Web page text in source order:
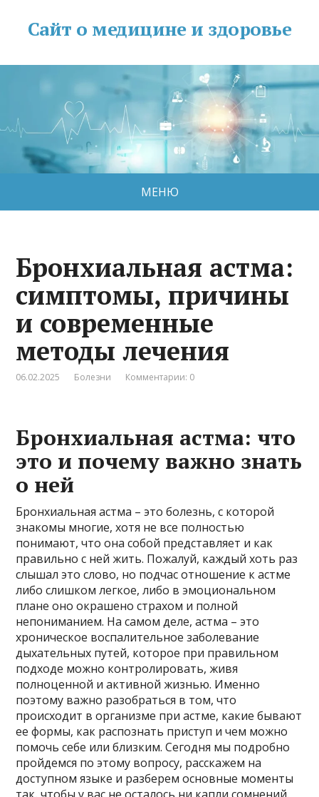
Сайт о медицине и здоровье
МЕНЮ
Бронхиальная астма:
симптомы, причины
и современные
методы лечения
06.02.2025 Болезни Комментарии: 0
Бронхиальная астма: что
это и почему важно знать
о ней
Бронхиальная астма – это болезнь, с которой
знакомы многие, хотя не все полностью
понимают, что она собой представляет и как
правильно с ней жить. Пожалуй, каждый хоть раз
слышал это слово, но подчас отношение к астме
либо слишком легкое, либо в эмоциональном
плане оно окрашено страхом и полной
непониманием. На самом деле, астма – это
хроническое воспалительное заболевание
дыхательных путей, которое при правильном
подходе можно контролировать, живя
полноценной и активной жизнью. Именно
поэтому важно разобраться в том, что
происходит в организме при астме, какие бывают
ее формы, как распознать приступ и чем можно
помочь себе или близким. Сегодня мы подробно
пройдемся по этому вопросу, расскажем на
доступном языке и разберем основные моменты